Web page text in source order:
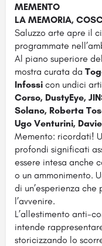
MEMENTO
LA MEMORIA,
Saluzzo arte apre il
programmate
Al piano superiore
mostra curata da
Infossi con undici
Corso, DustyEye,
Solano, Roberta
Ugo Venturini,
Memento: ricordati!
profondi significati
essere intesa anche
o un ammonimento.
di un’esperienza
l’avvenire.
L’allestimento anti-
intende
storicizzando lo